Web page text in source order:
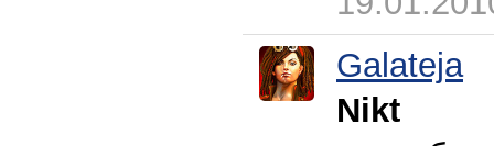
Galateja
Nikt